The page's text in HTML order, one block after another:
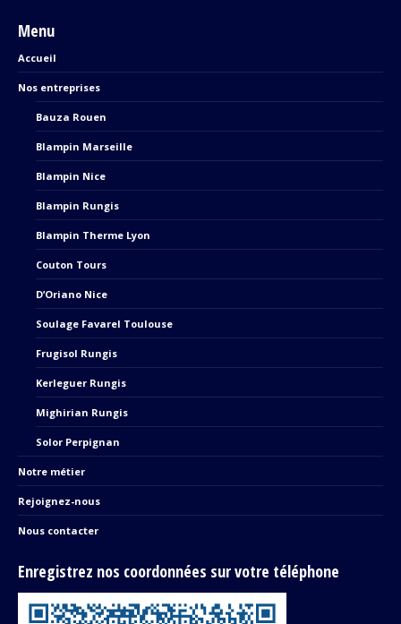
opens
in
new new
Menu
Accueil
Nos entreprises
Bauza Rouen
Blampin Marseille
Blampin Nice
Blampin Rungis
Blampin Therme Lyon
Couton Tours
D’Oriano Nice
Soulage Favarel Toulouse
Frugisol Rungis
Kerleguer Rungis
Mighirian Rungis
Solor Perpignan
Notre métier
Rejoignez-nous
Nous contacter
Enregistrez nos coordonnées sur votre téléphone